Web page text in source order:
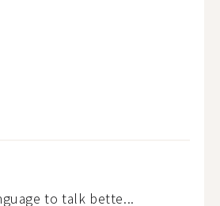
to talk bette...